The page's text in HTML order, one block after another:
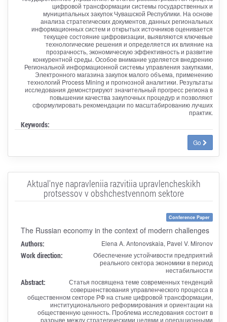
цифровой трансформации системы государственных и
муниципальных закупок Чувашской Республики. На основе
анализа стратегических документов, данных региональных
информационных систем и открытых источников оценивается
текущее состояние цифровизации, выявляются ключевые
технологические решения и определяется их влияние на
прозрачность, экономическую эффективность и развитие
конкурентной среды. Особое внимание уделяется внедрению
Региональной информационной системы управления закупками,
Электронного магазина закупок малого объема, применению
технологий Process Mining и прогнозной аналитики. Результаты
исследования демонстрируют значительный прогресс региона в
повышении качества закупочных процедур и позволяют
сформулировать рекомендации по масштабированию лучших
практик.
Keywords:
Go
Aktual'nye napravleniia razvitiia upravlencheskikh
protsessov v obshchestvennom sektore
Conference Paper
The Russian economy in the context of modern challenges
Authors: Elena A. Antonovskaia, Pavel V. Mironov
Work direction:
Обеспечение устойчивости предприятий
реального сектора экономики в период
нестабильности
Abstract:
Статья посвящена теме современных тенденций
совершенствования управленческого процесса в
общественном секторе РФ на стыке цифровой трансформации,
институционального реформирования и ориентации на
общественную ценность. Проблема исследования состоит в
разрыве между стратегическими целями и операционными